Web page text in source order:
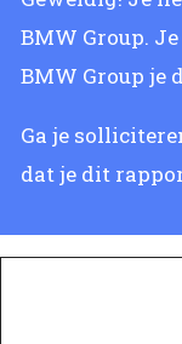
BMW Group.
BMW Group je
Ga je
dat je dit